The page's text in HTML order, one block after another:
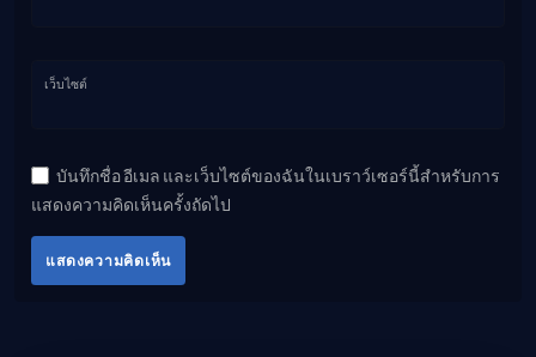
เว็บไซต์
บันทึกชื่อ อีเมล และเว็บไซต์ของฉันในเบราว์เซอร์นี้สำหรับการ
แสดงความคิดเห็นครั้งถัดไป
แสดงความคิดเห็น